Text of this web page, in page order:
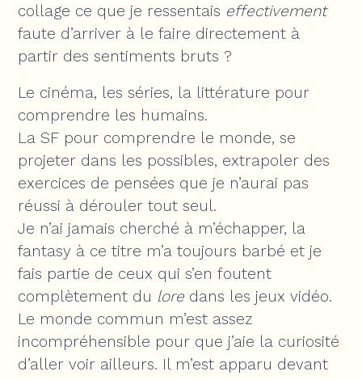
collage ce que je ressentais effectivement
faute d’arriver à le faire directement à
partir des sentiments bruts ?
Le cinéma, les séries, la littérature pour
comprendre les humains.
La SF pour comprendre le monde, se
projeter dans les possibles, extrapoler des
exercices de pensées que je n’aurai pas
réussi à dérouler tout seul.
Je n’ai jamais cherché à m’échapper, la
fantasy à ce titre m’a toujours barbé et je
fais partie de ceux qui s’en foutent
complètement du loredans les jeux vidéo.
Le monde commun m’est assez
incompréhensible pour que j’aie la curiosité
d’aller voir ailleurs. Il m’est apparu devant